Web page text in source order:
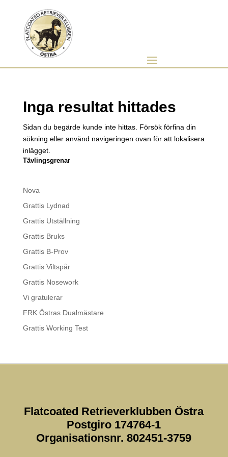
Inga resultat hittades
Sidan du begärde kunde inte hittas. Försök förfina din
sökning eller använd navigeringen ovan för att lokalisera
inlägget.
Tävlingsgrenar
Nova
Grattis Lydnad
Grattis Utställning
Grattis Bruks
Grattis B-Prov
Grattis Viltspår
Grattis Nosework
Vi gratulerar
FRK Östras Dualmästare
Grattis Working Test
Flatcoated Retrieverklubben Östra
Postgiro 174764-1
Organisationsnr. 802451-3759